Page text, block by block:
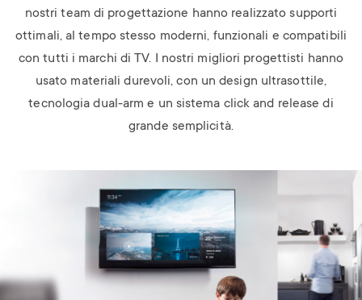
nostri team di progettazione hanno realizzato supporti
ottimali, al tempo stesso moderni, funzionali e compatibili
con tutti i marchi di TV. I nostri migliori progettisti hanno
usato materiali durevoli, con un design ultrasottile,
tecnologia dual-arm e un sistema click and release di
grande semplicità.